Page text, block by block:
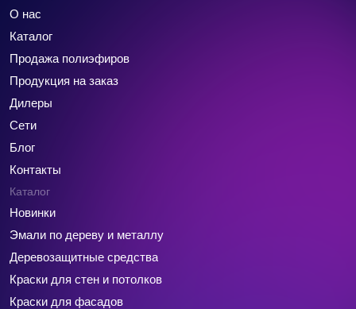
О нас
Каталог
Продажа полиэфиров
Продукция на заказ
Дилеры
Сети
Блог
Контакты
Каталог
Новинки
Эмали по дереву и металлу
Деревозащитные средства
Краски для стен и потолков
Краски для фасадов